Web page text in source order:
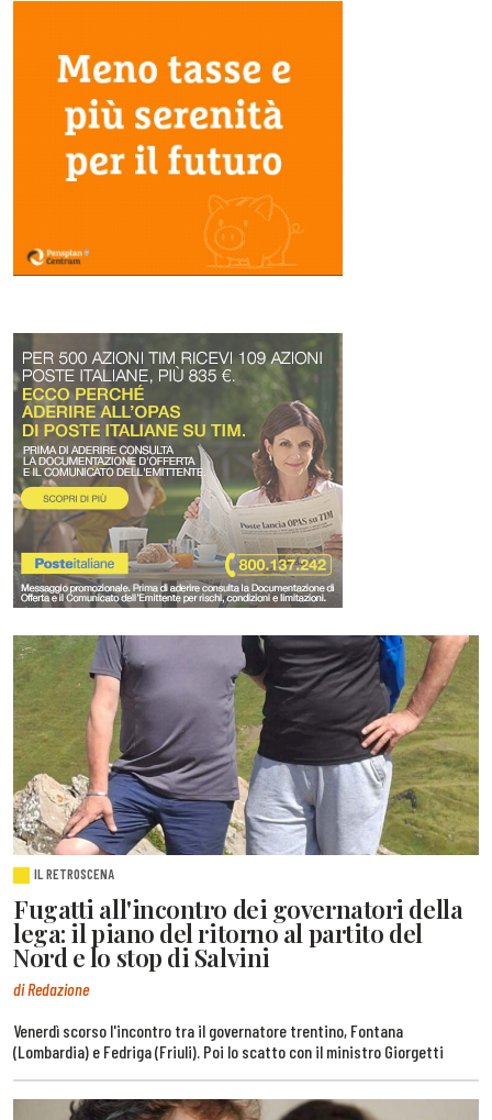
IL RETROSCENA
Fugatti all'incontro dei governatori della
lega: il piano del ritorno al partito del
Nord e lo stop di Salvini
di Redazione
Venerdì scorso l'incontro tra il governatore trentino, Fontana
(Lombardia) e Fedriga (Friuli). Poi lo scatto con il ministro Giorgetti